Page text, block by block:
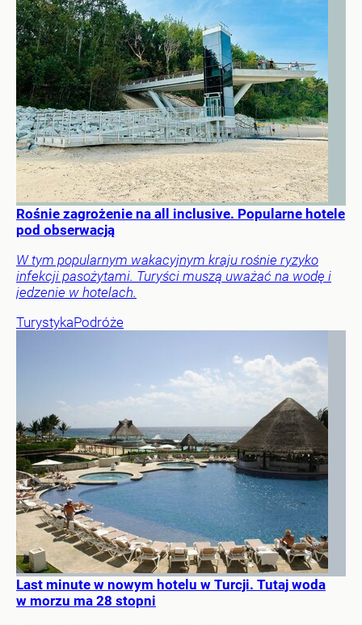
Rośnie zagrożenie na all inclusive. Popularne hotele
pod obserwacją
W tym popularnym wakacyjnym kraju rośnie ryzyko
infekcji pasożytami. Turyści muszą uważać na wodę i
jedzenie w hotelach.
TurystykaPodróże
Last minute w nowym hotelu w Turcji. Tutaj woda
w morzu ma 28 stopni